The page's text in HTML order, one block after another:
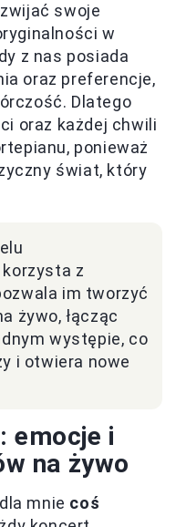
swoje
w
z nas posiada
oraz preferencje,
Dlatego
oraz każdej chwili
ponieważ
świat, który
z
im tworzyć
żywo, łącząc
występie, co
i otwiera nowe
emocje i
na żywo
mnie coś